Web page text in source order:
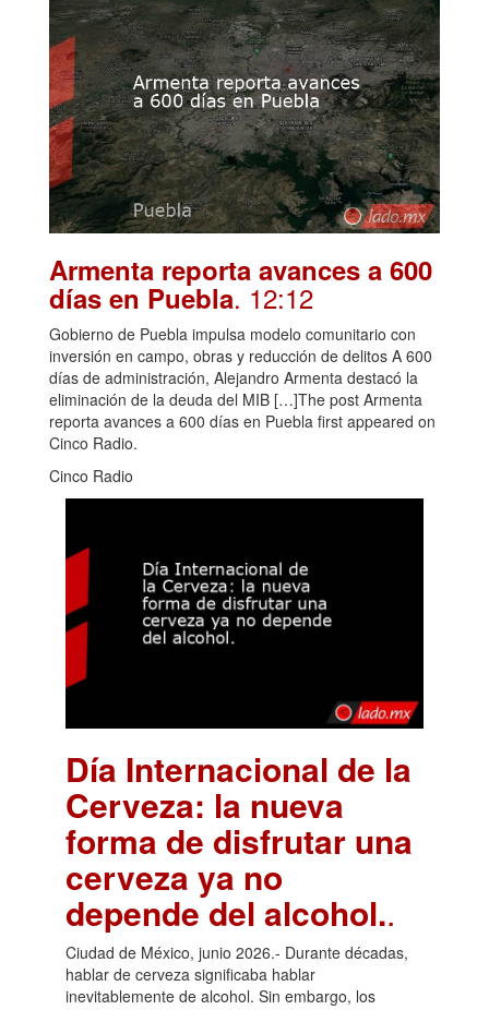
Armenta reporta avances a 600
días en Puebla. 12:12
Gobierno de Puebla impulsa modelo comunitario con
inversión en campo, obras y reducción de delitos A 600
días de administración, Alejandro Armenta destacó la
eliminación de la deuda del MIB […]The post Armenta
reporta avances a 600 días en Puebla first appeared on
Cinco Radio.
Cinco Radio
Día Internacional de la
Cerveza: la nueva
forma de disfrutar una
cerveza ya no
depende del alcohol..
Ciudad de México, junio 2026.- Durante décadas,
hablar de cerveza significaba hablar
inevitablemente de alcohol. Sin embargo, los